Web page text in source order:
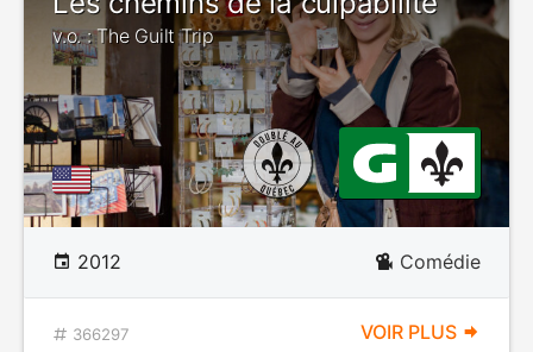
v.o. : The Guilt Trip
2012 Comédie
366297 VOIR PLUS